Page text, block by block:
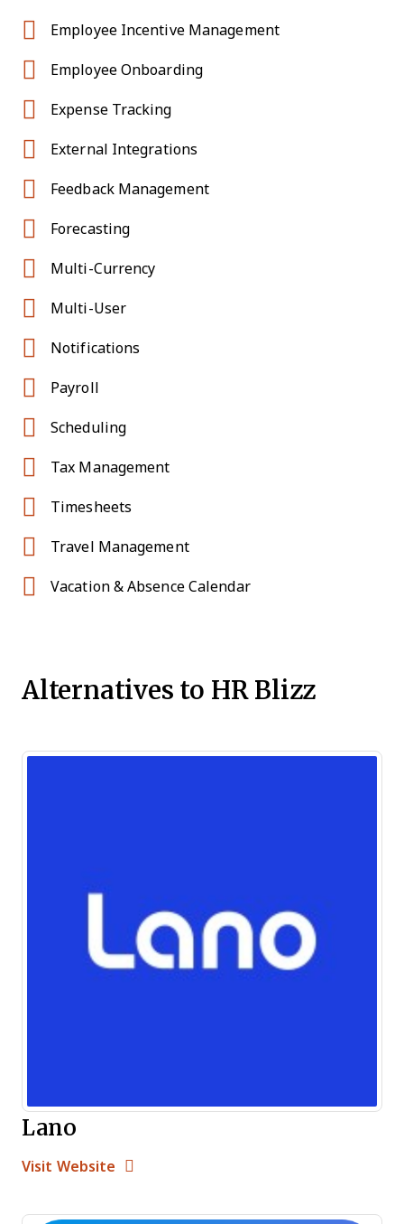
Employee Incentive Management
Employee Onboarding
Expense Tracking
External Integrations
Feedback Management
Forecasting
Multi-Currency
Multi-User
Notifications
Payroll
Scheduling
Tax Management
Timesheets
Travel Management
Vacation & Absence Calendar
Alternatives to HR Blizz
Lano
Visit Website Opens New Window